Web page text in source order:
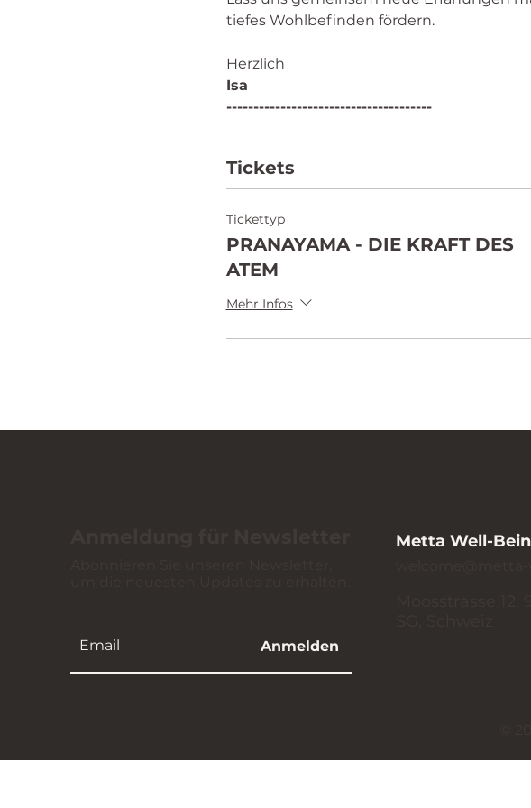
tiefes Wohlbefinden fördern.
Herzlich
Isa
--------------------------------------
Tickets
Tickettyp
PRANAYAMA - DIE KRAFT DES
ATEM
Mehr Infos
Anmelden
Metta Well-